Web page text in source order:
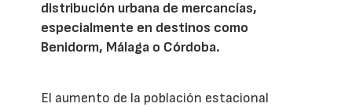
distribución urbana de mercancías,
especialmente en destinos como
Benidorm, Málaga o Córdoba.
El aumento de la población estacional